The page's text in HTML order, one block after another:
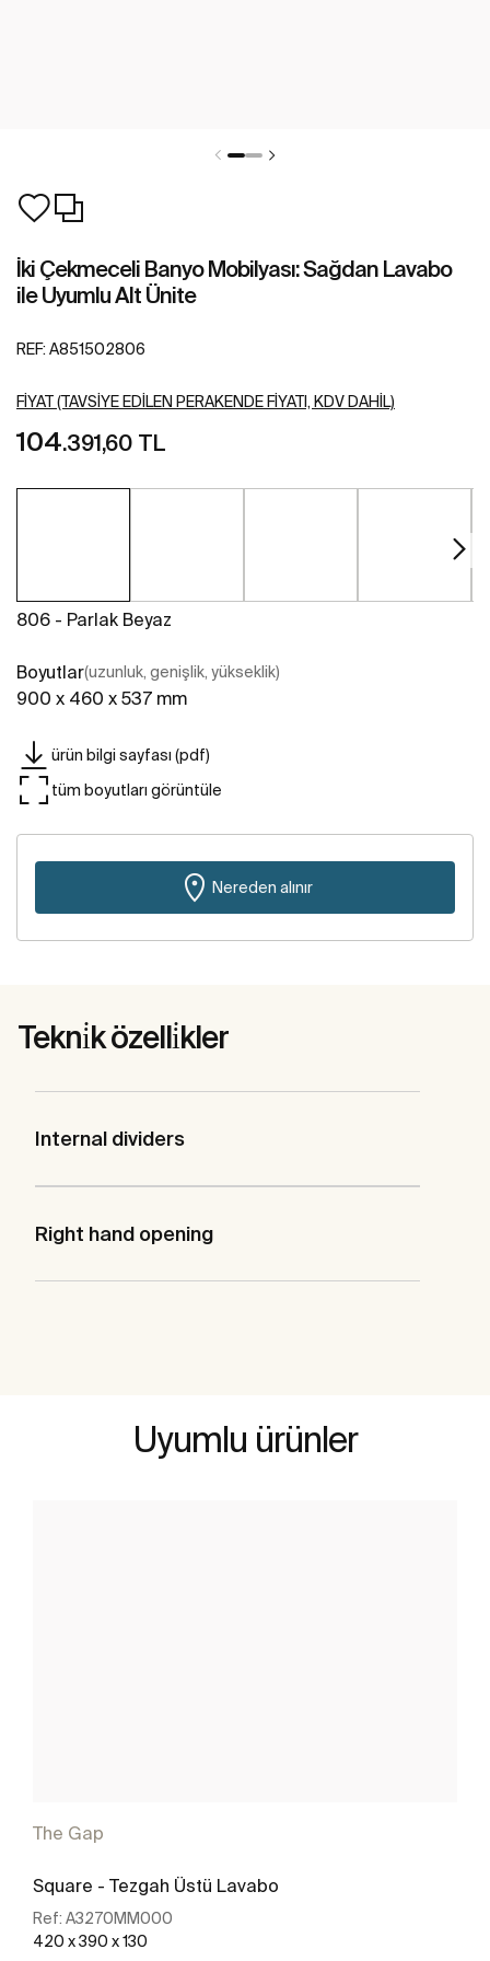
İki Çekmeceli Banyo Mobilyası: Sağdan Lavabo
ile Uyumlu Alt Ünite
REF: A851502806
FIYAT (TAVSIYE EDILEN PERAKENDE FIYATI, KDV DAHIL)
104.391,60 TL
806 - Parlak Beyaz
Boyutlar(uzunluk, genişlik, yükseklik)
900 x 460 x 537 mm
ürün bilgi sayfası (pdf)
tüm boyutları görüntüle
Nereden alınır
Tekni̇k özelli̇kler
Internal dividers
Right hand opening
Uyumlu ürünler
The Gap
Square - Tezgah Üstü Lavabo
Ref: A3270MM000
420 x 390 x 130